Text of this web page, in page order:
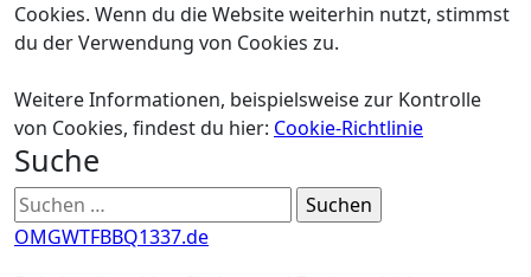
Cookies. Wenn du die Website weiterhin nutzt, stimmst
du der Verwendung von Cookies zu.
Weitere Informationen, beispielsweise zur Kontrolle
von Cookies, findest du hier: Cookie-Richtlinie
Suche
Suchen
nach:
OMGWTFBBQ1337.de